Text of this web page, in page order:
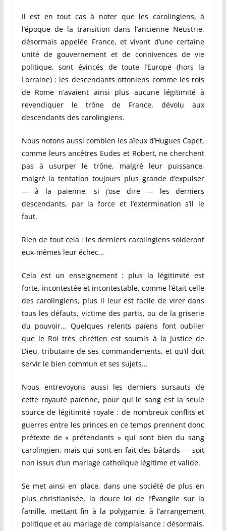
Il est en tout cas à noter que les carolingiens, à
l’époque de la transition dans l’ancienne Neustrie,
désormais appelée France, et vivant d’une certaine
unité de gouvernement et de connivences de vie
politique, sont évincés de toute l’Europe (hors la
Lorraine) : les descendants ottoniens comme les rois
de Rome n’avaient ainsi plus aucune légitimité à
revendiquer le trône de France, dévolu aux
descendants des carolingiens.
Nous notons aussi combien les aïeux d’Hugues Capet,
comme leurs ancêtres Eudes et Robert, ne cherchent
pas à usurper le trône, malgré leur puissance,
malgré la tentation toujours plus grande d’expulser
— à la païenne, si j’ose dire — les derniers
descendants, par la force et l’extermination s’il le
faut.
Rien de tout cela : les derniers carolingiens solderont
eux-mêmes leur échec…
Cela est un enseignement : plus la légitimité est
forte, incontestée et incontestable, comme l’était celle
des carolingiens, plus il leur est facile de virer dans
tous les défauts, victime des partis, ou de la griserie
du pouvoir… Quelques relents païens font oublier
que le Roi très chrétien est soumis à la justice de
Dieu, tributaire de ses commandements, et qu’il doit
servir le bien commun et ses sujets…
Nous entrevoyons aussi les derniers sursauts de
cette royauté païenne, pour qui le sang est la seule
source de légitimité royale : de nombreux conflits et
guerres entre les princes en ce temps prennent donc
prétexte de « prétendants » qui sont bien du sang
carolingien, mais qui sont en fait des bâtards — soit
non issus d’un mariage catholique légitime et valide.
Se met ainsi en place, dans une société de plus en
plus christianisée, la douce loi de l’Évangile sur la
famille, mettant fin à la polygamie, à l’arrangement
politique et au mariage de complaisance : désormais,